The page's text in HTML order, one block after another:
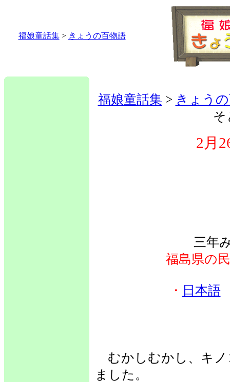
福娘童話集> きょうの百物語
福娘童話集 > きょう
そ
2月
三年
福島県の
・ 日本語
むかしむかし、キノ
ました。